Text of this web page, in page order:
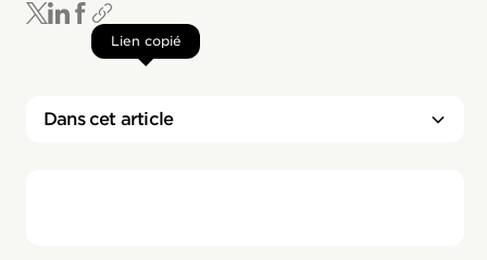
Lien copié
Dans cet article